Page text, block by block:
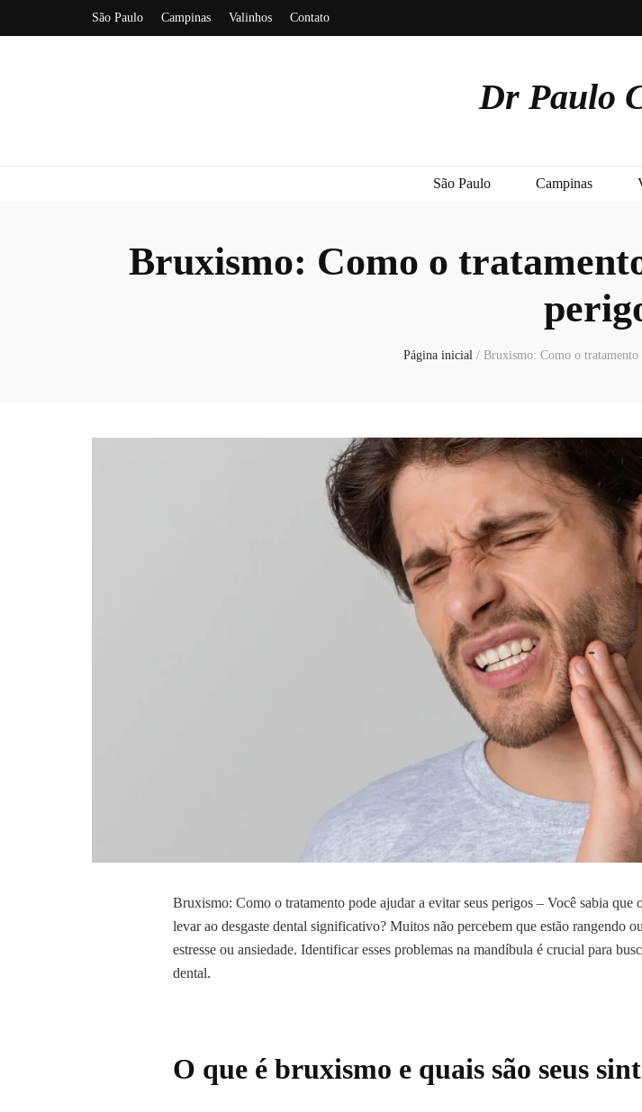
São Paulo Campinas Valinhos Contato
Dr Paulo
São Paulo Campinas
Bruxismo: Como o
Página inicial / Bruxismo: Como o tratamento
Bruxismo: Como o tratamento pode ajudar a evitar seus perigos – Você sabia que
levar ao desgaste dental significativo? Muitos não percebem que estão rangendo
estresse ou ansiedade. Identificar esses problemas na mandíbula é crucial para
dental.
O que é bruxismo e quais são seus